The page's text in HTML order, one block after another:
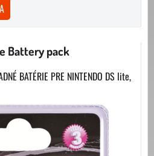
Battery pack
BATÉRIE PRE NINTENDO DS lite,